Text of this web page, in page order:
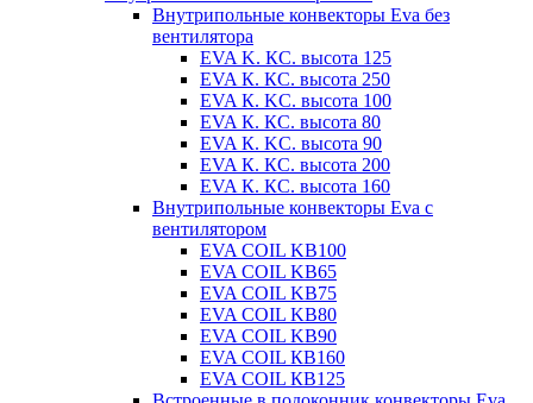
Внутрипольные конвекторы Eva без
вентилятора
EVA K. КС. высота 125
EVA К. КС. высота 250
EVA К. KС. высота 100
EVA К. КС. высота 80
EVA К. KC. высота 90
EVA К. КС. высота 200
EVA К. КС. высота 160
Внутрипольные конвекторы Eva с
вентилятором
EVA COIL KB100
EVA COIL KB65
EVA COIL KB75
EVA COIL KB80
EVA COIL KB90
EVA COIL КВ160
EVA COIL КВ125